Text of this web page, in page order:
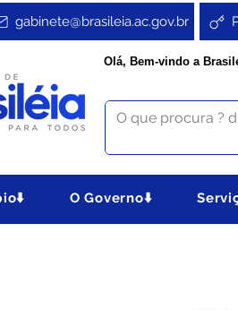
gabinete@brasileia.ac.gov.br
Olá, Bem-vindo a
O Governo⬇️